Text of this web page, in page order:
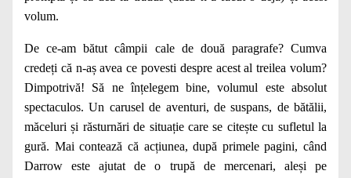
volum.
De ce-am bătut câmpii cale de două paragrafe? Cumva
credeți că n-aș avea ce povesti despre acest al treilea volum?
Dimpotrivă! Să ne înțelegem bine, volumul este absolut
spectaculos. Un carusel de aventuri, de suspans, de bătălii,
măceluri și răsturnări de situație care se citește cu sufletul la
gură. Mai contează că acțiunea, după primele pagini, când
Darrow este ajutat de o trupă de mercenari, aleși pe